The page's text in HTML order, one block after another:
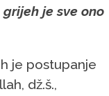
grijeh je sve ono
je postupanje
dž.š.,